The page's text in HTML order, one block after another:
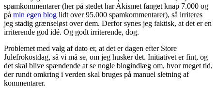
spamkommentarer (her på stedet har Akismet fanget knap 7.000 og
på min egen blog lidt over 95.000 spamkommentarer), så irriteres
jeg stadig grænseløst over dem. Derfor synes jeg faktisk, at det er en
irriterende god idé. Og godt irriterende, dog.
Problemet med valg af dato er, at det er dagen efter Store
Julefrokostdag, så vi må se, om jeg husker det. Initiativet er fint, og
det skal blive spændende at se nogle blogindlæg om, hvor meget tid,
der rundt omkring i verden skal bruges på manuel sletning af
kommentarer.